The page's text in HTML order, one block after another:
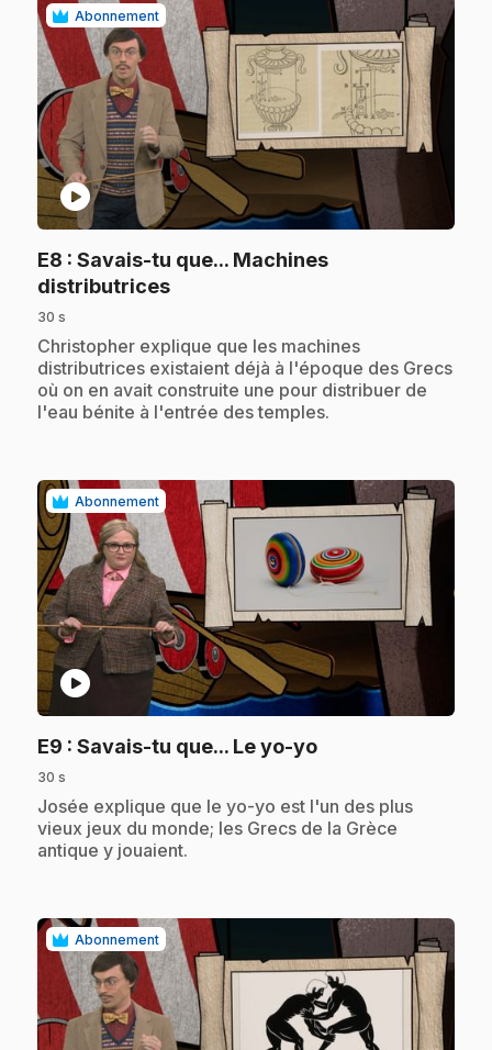
Abonnement
play_circle
E8 : Savais-tu que... Machines
distributrices.
30 s
.Christopher explique que les machines
distributrices existaient déjà à l'époque des Grecs
où on en avait construite une pour distribuer de
l'eau bénite à l'entrée des temples.
Abonnement
play_circle
E9 : Savais-tu que... Le yo-yo.
30 s
.Josée explique que le yo-yo est l'un des plus
vieux jeux du monde; les Grecs de la Grèce
antique y jouaient.
Abonnement